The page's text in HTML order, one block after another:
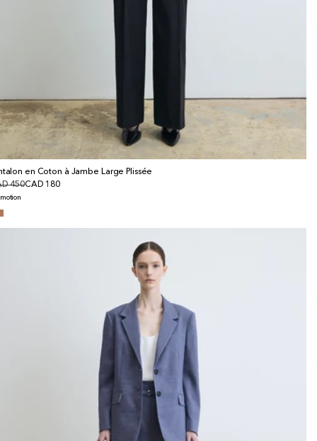
en Coton à Jambe Large Plissée
450CAD 180